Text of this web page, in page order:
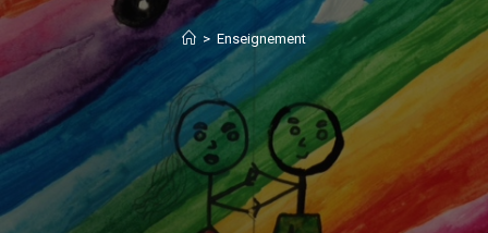
> Enseignement